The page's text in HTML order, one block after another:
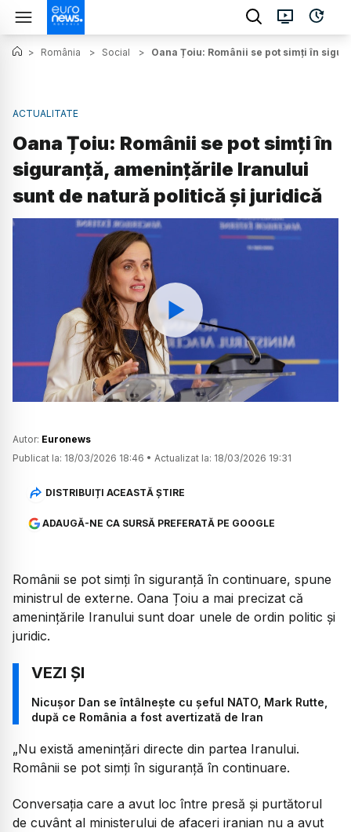
> România > Social > Oana Țoiu: Românii se pot simți în
ACTUALITATE
Oana Țoiu: Românii se pot simți în
siguranță, amenințările Iranului
sunt de natură politică și juridică
Watch
Autor: Euronews
Publicat la: 18/03/2026 18:46 • Actualizat la: 18/03/2026 19:31
DISTRIBUIȚI ACEASTĂ ȘTIRE
ADAUGĂ-NE CA SURSĂ PREFERATĂ PE GOOGLE
Românii se pot simţi în siguranţă în continuare, spune
ministrul de externe. Oana Țoiu a mai precizat că
amenințările Iranului sunt doar unele de ordin politic și
juridic.
Nicușor Dan se întâlnește cu șeful NATO, Mark Rutte,
după ce România a fost avertizată de Iran
„Nu există amenințări directe din partea Iranului.
Românii se pot simți în siguranță în continuare.
Conversația care a avut loc între presă și purtătorul
de cuvânt al ministerului de afaceri iranian nu a avut